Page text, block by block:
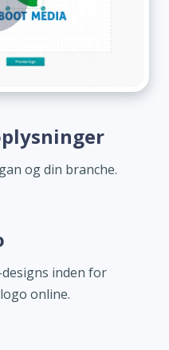
og din branche.
inden for
online.